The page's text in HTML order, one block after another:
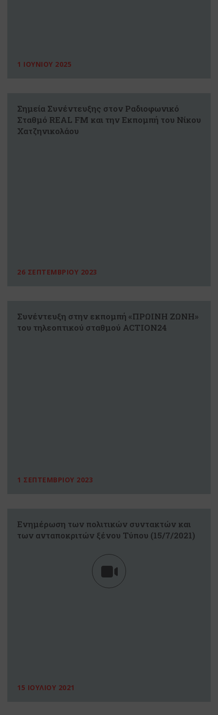
1 ΙΟΥΝΙΟΥ 2025
Σημεία Συνέντευξης στον Ραδιοφωνικό
Σταθμό REAL FM και την Εκπομπή του Νίκου
Χατζηνικολάου
26 ΣΕΠΤΕΜΒΡΙΟΥ 2023
Συνέντευξη στην εκπομπή «ΠΡΩΙΝΗ ΖΩΝΗ»
του τηλεοπτικού σταθμού ACTION24
1 ΣΕΠΤΕΜΒΡΙΟΥ 2023
Ενημέρωση των πολιτικών συντακτών και
των ανταποκριτών ξένου Τύπου (15/7/2021)
15 ΙΟΥΛΙΟΥ 2021